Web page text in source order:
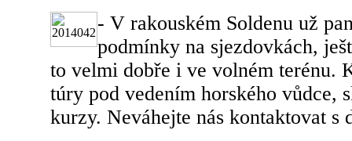
- V rakouském Soldenu už
podmínky na sjezdovkách,
to velmi dobře i ve volném terénu.
túry pod vedením horského vůdce,
kurzy. Neváhejte nás kontaktovat s